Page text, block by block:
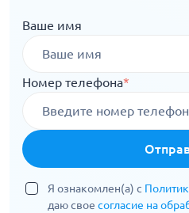
Ваше имя
Номер телефона*
Я ознакомлен(а) с
даю свое согласие на